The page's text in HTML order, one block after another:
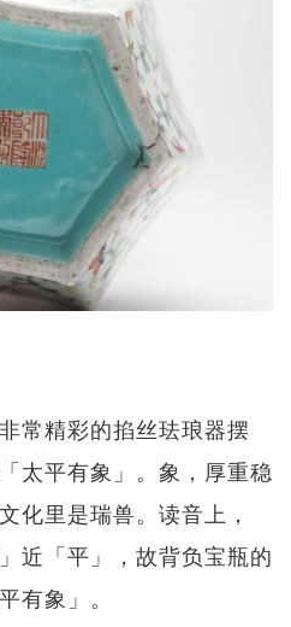
常精彩的掐丝珐琅器摆
太平有象」。象，厚重稳
化里是瑞兽。读音上，
近「平」，故背负宝瓶的
有象」。